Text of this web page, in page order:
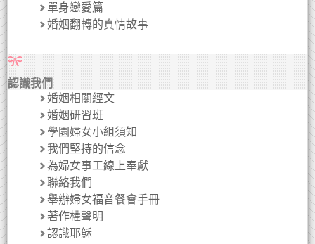
單身戀愛篇
婚姻翻轉的真情故事
認識我們
婚姻相關經文
婚姻研習班
學園婦女小組須知
我們堅持的信念
為婦女事工線上奉獻
聯絡我們
舉辦婦女福音餐會手冊
著作權聲明
認識耶穌